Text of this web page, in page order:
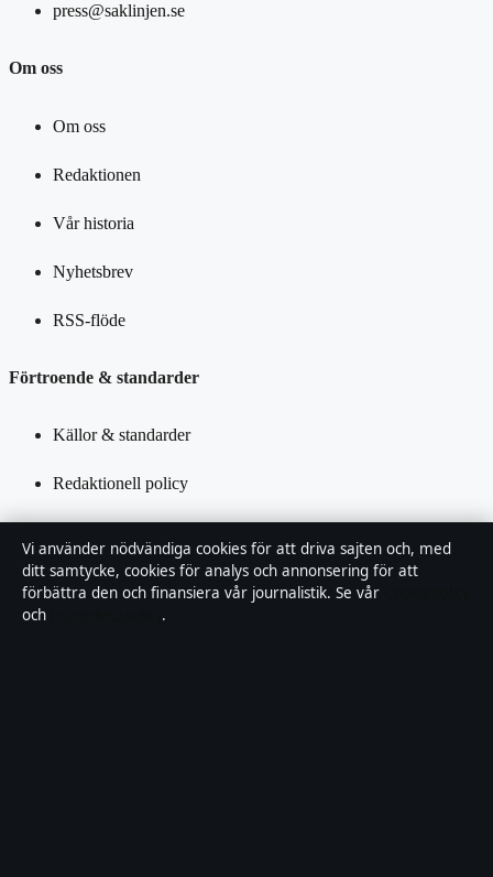
press@saklinjen.se
Om oss
Om oss
Redaktionen
Vår historia
Nyhetsbrev
RSS-flöde
Förtroende & standarder
Källor & standarder
Redaktionell policy
Tillgänglighetsredogörelse
Vi använder nödvändiga cookies för att driva sajten och, med
ditt samtycke, cookies för analys och annonsering för att
förbättra den och finansiera vår journalistik. Se vår
och
.